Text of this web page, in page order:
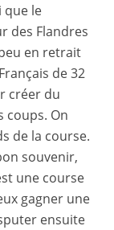
que le
des Flandres
en retrait
de 32
créer du
coups. On
de la course.
souvenir,
une course
gagner une
ensuite